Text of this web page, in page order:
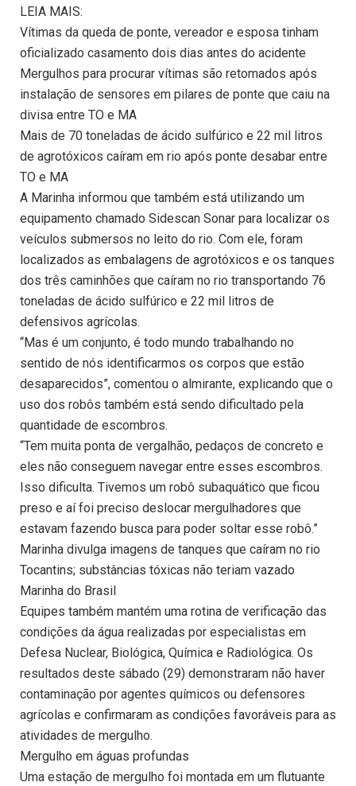
LEIA MAIS:
Vítimas da queda de ponte, vereador e esposa tinham
oficializado casamento dois dias antes do acidente
Mergulhos para procurar vítimas são retomados após
instalação de sensores em pilares de ponte que caiu na
divisa entre TO e MA
Mais de 70 toneladas de ácido sulfúrico e 22 mil litros
de agrotóxicos caíram em rio após ponte desabar entre
TO e MA
A Marinha informou que também está utilizando um
equipamento chamado Sidescan Sonar para localizar os
veículos submersos no leito do rio. Com ele, foram
localizados as embalagens de agrotóxicos e os tanques
dos três caminhões que caíram no rio transportando 76
toneladas de ácido sulfúrico e 22 mil litros de
defensivos agrícolas.
“Mas é um conjunto, é todo mundo trabalhando no
sentido de nós identificarmos os corpos que estão
desaparecidos”, comentou o almirante, explicando que o
uso dos robôs também está sendo dificultado pela
quantidade de escombros.
“Tem muita ponta de vergalhão, pedaços de concreto e
eles não conseguem navegar entre esses escombros.
Isso dificulta. Tivemos um robô subaquático que ficou
preso e aí foi preciso deslocar mergulhadores que
estavam fazendo busca para poder soltar esse robô.”
Marinha divulga imagens de tanques que caíram no rio
Tocantins; substâncias tóxicas não teriam vazado
Marinha do Brasil
Equipes também mantém uma rotina de verificação das
condições da água realizadas por especialistas em
Defesa Nuclear, Biológica, Química e Radiológica. Os
resultados deste sábado (29) demonstraram não haver
contaminação por agentes químicos ou defensores
agrícolas e confirmaram as condições favoráveis para as
atividades de mergulho.
Mergulho em águas profundas
Uma estação de mergulho foi montada em um flutuante